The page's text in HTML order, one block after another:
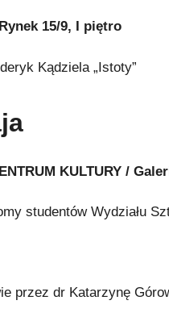
15/9, I piętro
Kądziela „Istoty”
KULTURY /
studentów Wydziału
przez dr Katarzynę